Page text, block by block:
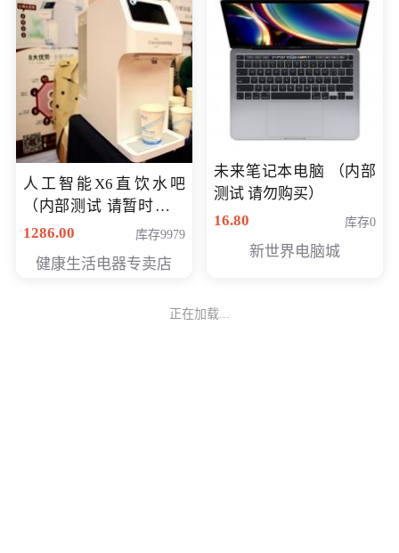
人工智能X6直饮水吧
（内部测试 请暂时不要
购买）
1286.00 库存9979
健康生活电器专卖店
未来笔记本电脑 （内部
测试 请勿购买）
16.80
库存0
新世界电脑城
正在加载...